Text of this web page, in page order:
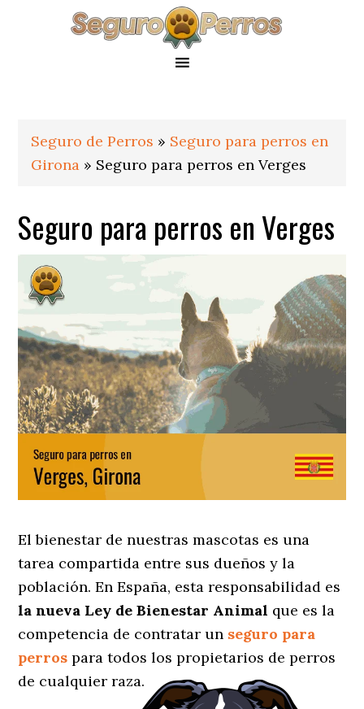
Seguro de Perros » Seguro para perros en
Girona » Seguro para perros en Verges
Seguro para perros en Verges
El bienestar de nuestras mascotas es una
tarea compartida entre sus dueños y la
población. En España, esta responsabilidad es
la nueva Ley de Bienestar Animal que es la
competencia de contratar un seguro para
perros para todos los propietarios de perros
de cualquier raza.